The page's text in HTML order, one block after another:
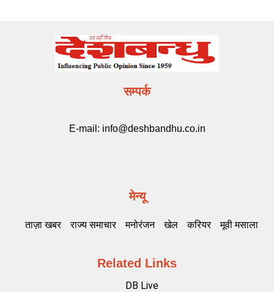
सम्पर्क
E-mail: info@deshbandhu.co.in
मेन्यू
ताज़ा खबर राज्य समाचार मनोरंजन खेल करियर मूवी मसाला
Related Links
DB Live